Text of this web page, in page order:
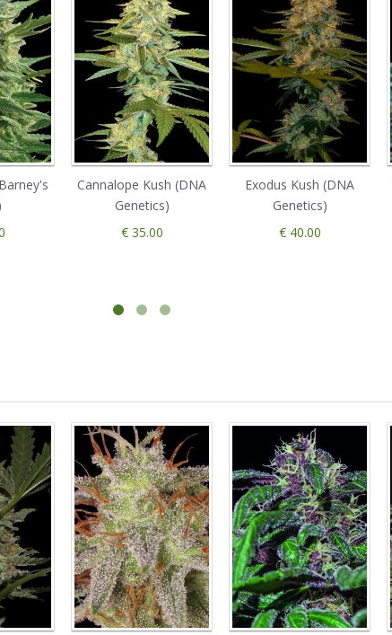
Cannalope Kush (DNA
Genetics)
€ 35.00
Exodus Kush (DNA
Genetics)
€ 40.00